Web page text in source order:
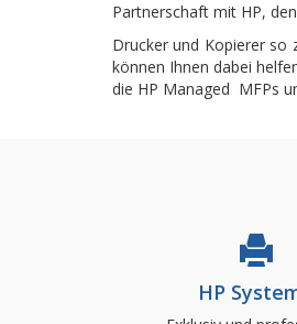
Partnerschaft mit HP,
Drucker und Kopierer so
können Ihnen dabei
die HP Managed MFPs
HP